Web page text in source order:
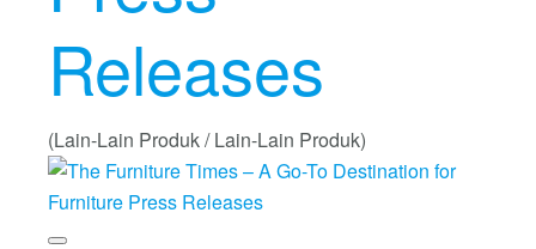
Releases
(Lain-Lain Produk / Lain-Lain Produk)